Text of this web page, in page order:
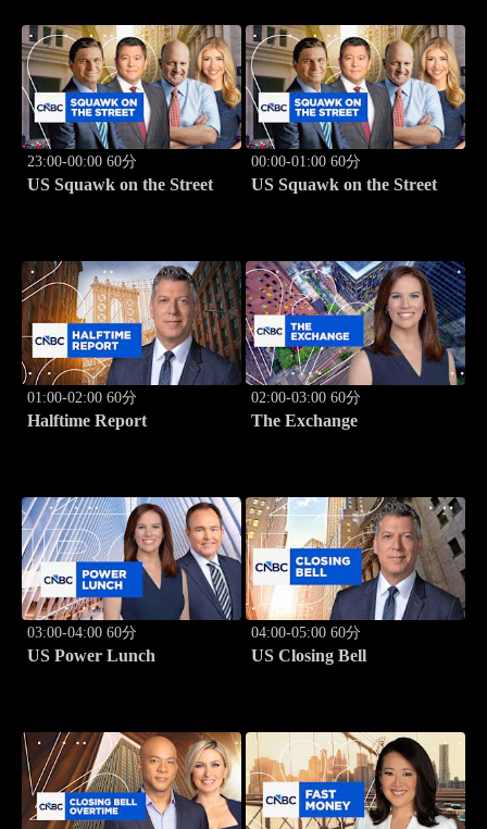
23:00-00:00 60分
US Squawk on the Street
00:00-01:00 60分
US Squawk on the Street
01:00-02:00 60分
Halftime Report
02:00-03:00 60分
The Exchange
03:00-04:00 60分
US Power Lunch
04:00-05:00 60分
US Closing Bell